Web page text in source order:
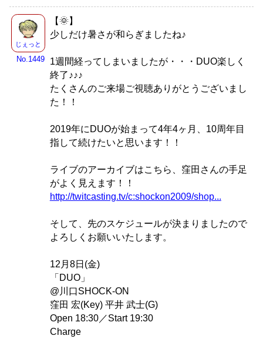
じぇっと
No.1449
【🌞】
少しだけ暑さが和らぎましたね♪
1週間経ってしまいましたが・・・DUO楽しく
終了♪♪♪
たくさんのご来場ご視聴ありがとうございまし
た！！
2019年にDUOが始まって4年4ヶ月、10周年目
指して続けたいと思います！！
ライブのアーカイブはこちら、窪田さんの手足
がよく見えます！！
http://twitcasting.tv/c:shockon2009/shop...
そして、先のスケジュールが決まりましたので
よろしくお願いいたします。
12月8日(金)
「DUO」
@川口SHOCK-ON
窪田 宏(Key) 平井 武士(G)
Open 18:30／Start 19:30
Charge